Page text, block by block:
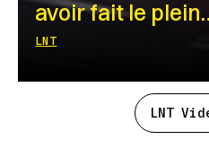
avoir fait le
LNT
LNT